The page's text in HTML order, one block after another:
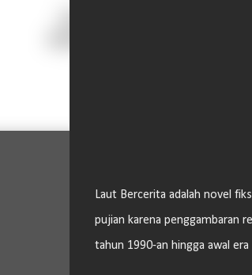
Laut Bercerita adalah novel
pujian karena penggambaran
tahun 1990-an hingga awal